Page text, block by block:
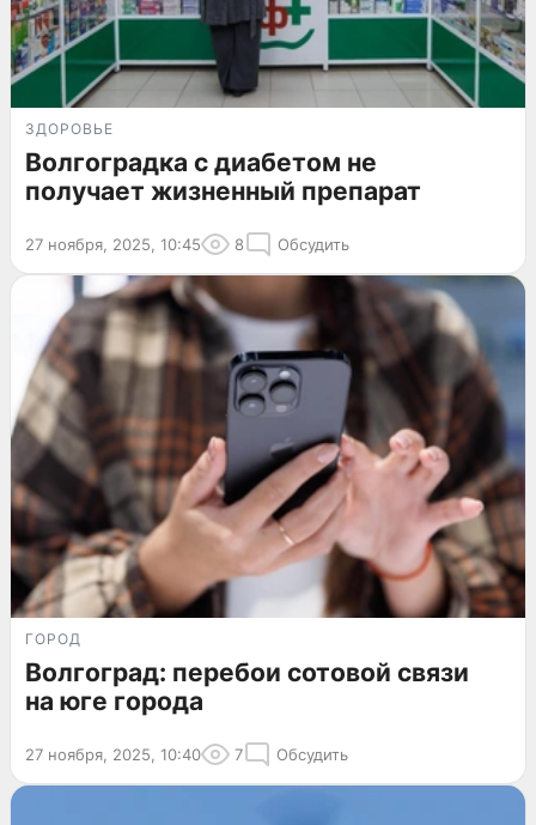
ЗДОРОВЬЕ
Волгоградка с диабетом не
получает жизненный препарат
27 ноября, 2025, 10:45 8 Обсудить
ГОРОД
Волгоград: перебои сотовой связи
на юге города
27 ноября, 2025, 10:40 7 Обсудить